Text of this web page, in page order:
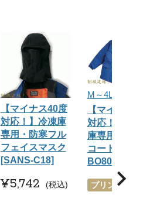
【マイナス40度
対応！】冷凍庫
専用・防寒フル
フェイスマスク
[SANS-C18]
¥5,742 税込
M～4L
【マイナス
対応！】冷
庫専用・防
コート
BO8000]
プリント